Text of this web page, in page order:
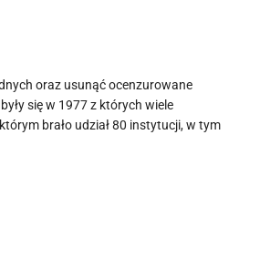
oraz usunąć ocenzurowane
się w 1977 z których wiele
brało udział 80 instytucji, w tym